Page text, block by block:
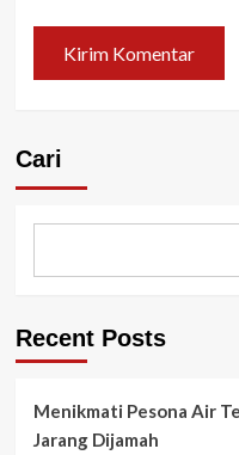
Cari
Recent Posts
Menikmati Pesona Air
Jarang Dijamah